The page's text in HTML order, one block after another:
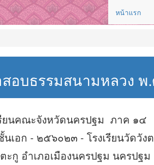
หน้าแรก
สอบธรรมสนามหลวง
ยนคณะจังหวัดนครปฐม ภาค ๑๔
เอก - ๒๕๖๐๒๓ - โรงเรียนวัดวัง
ะกู อำเภอเมืองนครปฐม นครปฐม